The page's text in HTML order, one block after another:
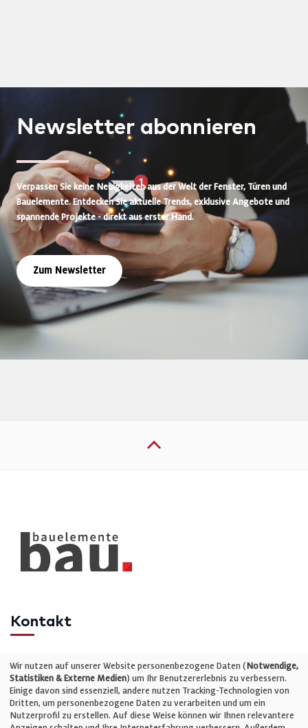
Newsletter abonnieren
Verpassen Sie keine Neuigkeiten aus der Welt der Fenster, Türen und
Bauelemente. Entdecken Sie aktuelle Trends, exklusive Angebote und
spannende Projekte - direkt aus erster Hand.
Zum Newsletter
Kontakt
Telefon: +49 (0)711 2585563-0
E-Mail:info@bauelemente-bau.eu
Unternehmen
Wir nutzen auf unserer Website personenbezogene Daten (Notwendige,
Statistiken & Externe Medien) um Ihr Benutzererlebnis zu verbessern.
Einige davon sind essenziell, andere nutzen Tracking-Technologien von
Dritten, um personenbezogene Daten zu verarbeiten und um ein
Nutzerprofil zu erstellen. Auf diese Weise können wir Ihnen relevantere